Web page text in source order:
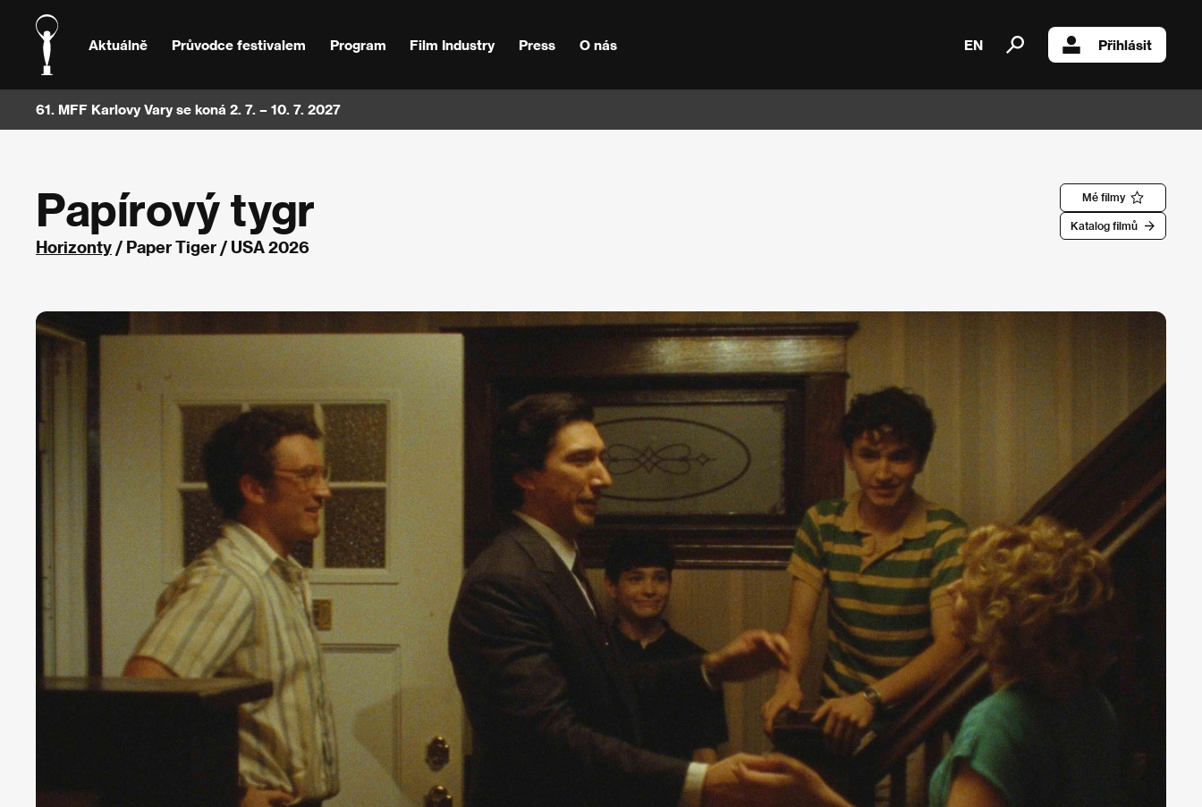
Aktuálně Průvodce festivalem Program Film Industry Press O nás EN Přihlásit
61. MFF Karlovy Vary se koná 2. 7. – 10. 7. 2027
Mé filmy
Katalog filmů
Papírový tygr
Horizonty / Paper Tiger / USA 2026